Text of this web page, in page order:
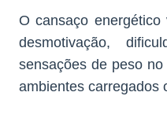
O cansaço
desmotivação,
sensações de peso
ambientes carregados